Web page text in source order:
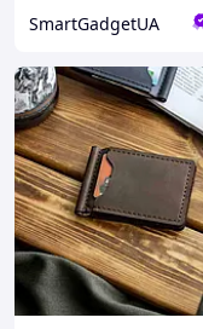
SmartGadgetUA